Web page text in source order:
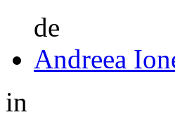
de
Andreea
in